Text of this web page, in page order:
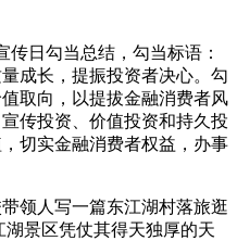
日勾当总结，勾当标语：
成长，提振投资者决心。勾
取向，以提拔金融消费者风
传投资、价值投资和持久投
切实金融消费者权益，办事
人写一篇东江湖村落旅逛
景区凭仗其得天独厚的天